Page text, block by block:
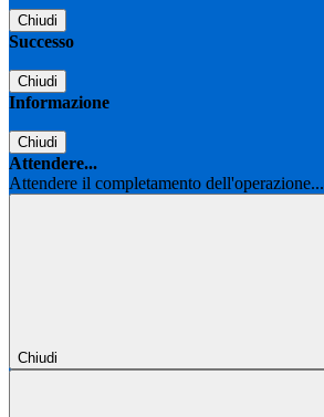
Chiudi
Successo
Chiudi
Informazione
Chiudi
Attendere...
Attendere il completamento dell'operazione...
Chiudi